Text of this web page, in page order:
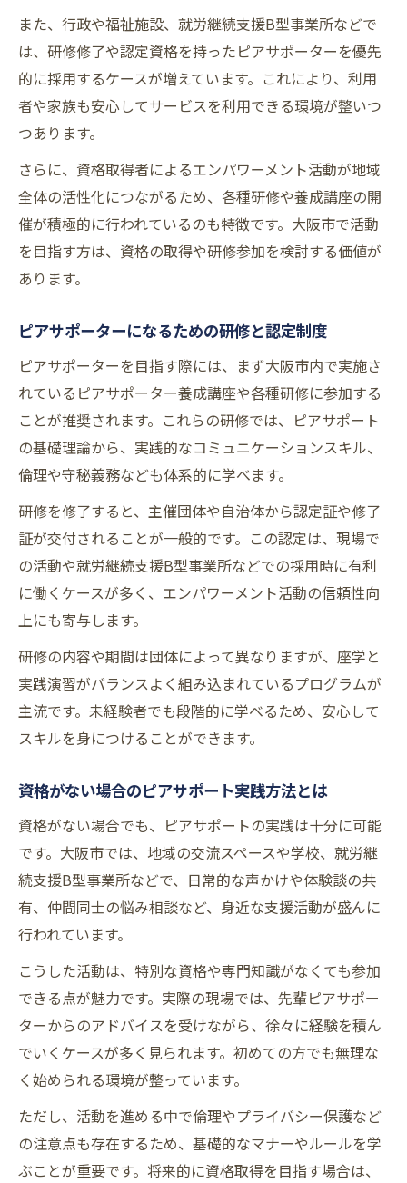
また、行政や福祉施設、就労継続支援B型事業所などで
は、研修修了や認定資格を持ったピアサポーターを優先
的に採用するケースが増えています。これにより、利用
者や家族も安心してサービスを利用できる環境が整いつ
つあります。
さらに、資格取得者によるエンパワーメント活動が地域
全体の活性化につながるため、各種研修や養成講座の開
催が積極的に行われているのも特徴です。大阪市で活動
を目指す方は、資格の取得や研修参加を検討する価値が
あります。
ピアサポーターになるための研修と認定制度
ピアサポーターを目指す際には、まず大阪市内で実施さ
れているピアサポーター養成講座や各種研修に参加する
ことが推奨されます。これらの研修では、ピアサポート
の基礎理論から、実践的なコミュニケーションスキル、
倫理や守秘義務なども体系的に学べます。
研修を修了すると、主催団体や自治体から認定証や修了
証が交付されることが一般的です。この認定は、現場で
の活動や就労継続支援B型事業所などでの採用時に有利
に働くケースが多く、エンパワーメント活動の信頼性向
上にも寄与します。
研修の内容や期間は団体によって異なりますが、座学と
実践演習がバランスよく組み込まれているプログラムが
主流です。未経験者でも段階的に学べるため、安心して
スキルを身につけることができます。
資格がない場合のピアサポート実践方法とは
資格がない場合でも、ピアサポートの実践は十分に可能
です。大阪市では、地域の交流スペースや学校、就労継
続支援B型事業所などで、日常的な声かけや体験談の共
有、仲間同士の悩み相談など、身近な支援活動が盛んに
行われています。
こうした活動は、特別な資格や専門知識がなくても参加
できる点が魅力です。実際の現場では、先輩ピアサポー
ターからのアドバイスを受けながら、徐々に経験を積ん
でいくケースが多く見られます。初めての方でも無理な
く始められる環境が整っています。
ただし、活動を進める中で倫理やプライバシー保護など
の注意点も存在するため、基礎的なマナーやルールを学
ぶことが重要です。将来的に資格取得を目指す場合は、